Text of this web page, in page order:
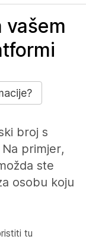
vašem
broj s
primjer,
ste
osobu koju
tu